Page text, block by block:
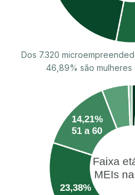
Dos 7.320
46,89% são mulheres